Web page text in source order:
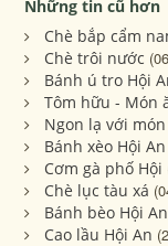
Những tin cũ hơn
Chè bắp cẩm
Chè trôi nước
Bánh ú tro Hội
Tôm hữu - Món
Ngon lạ với
Bánh xèo Hội An
Cơm gà phố Hội
Chè lục tàu xá
Bánh bèo Hội An
Cao lầu Hội An